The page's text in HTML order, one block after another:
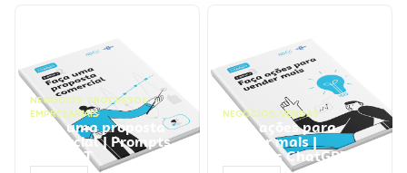
NEGÓCIOS, PROCESSOS
EMPRESARIAIS
Faça uma proposta
comercial | Prompts
ChatGPT
NEGÓCIOS, VENDAS
Faça ações para
vender mais |
Prompts ChatGPT